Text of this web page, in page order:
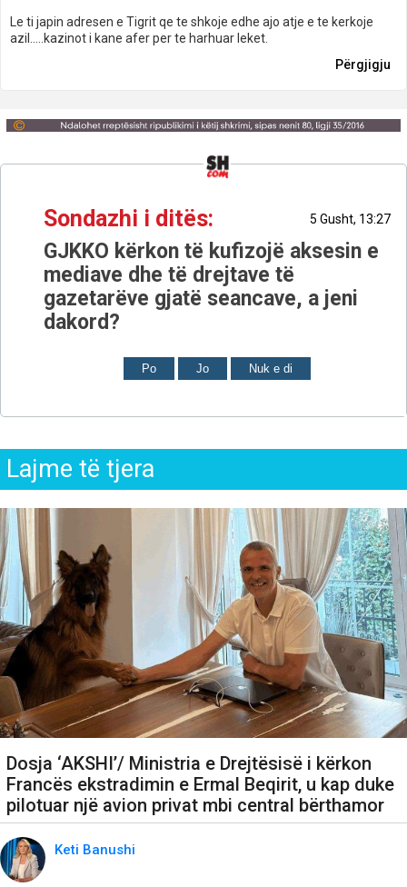
Le ti japin adresen e Tigrit qe te shkoje edhe ajo atje e te kerkoje
azil.....kazinot i kane afer per te harhuar leket.
Përgjigju
Sondazhi i ditës: 5 Gusht, 13:27
GJKKO kërkon të kufizojë aksesin e
mediave dhe të drejtave të
gazetarëve gjatë seancave, a jeni
dakord?
Po Jo Nuk e di
Lajme të tjera
Dosja ‘AKSHI’/ Ministria e Drejtësisë i kërkon
Francës ekstradimin e Ermal Beqirit, u kap duke
pilotuar një avion privat mbi central bërthamor
Keti Banushi